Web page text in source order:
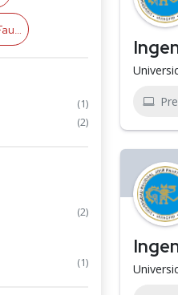
(1)
(2)
(2)
(1)